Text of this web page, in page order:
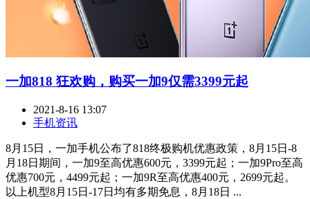
一加818 狂欢购，购买一加9仅需3399元起
2021-8-16 13:07
手机资讯
8月15日，一加手机公布了818终极购机优惠政策，8月15日-8
月18日期间，一加9至高优惠600元，3399元起；一加9Pro至高
优惠700元，4499元起；一加9R至高优惠400元，2699元起。
以上机型8月15日-17日均有多期免息，8月18日 ...